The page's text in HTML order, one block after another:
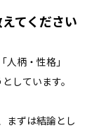
てください
柄・性格」
しています。
まずは結論とし